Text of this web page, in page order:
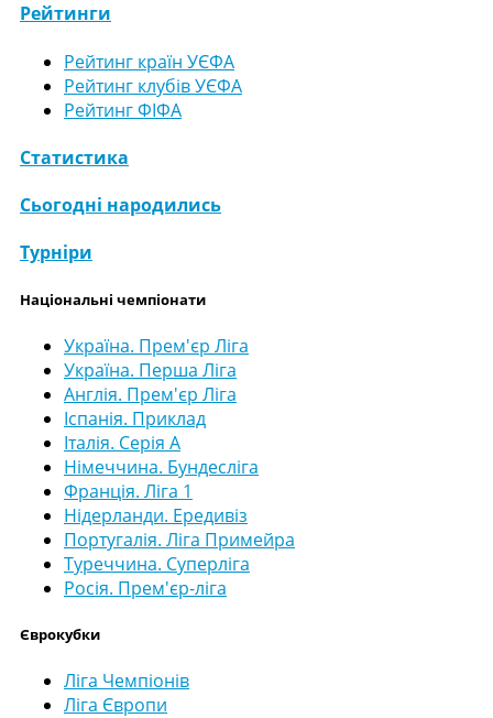
Рейтинги
Рейтинг країн УЄФА
Рейтинг клубів УЄФА
Рейтинг ФІФА
Статистика
Сьогодні народились
Турніри
Національні чемпіонати
Україна. Прем'єр Ліга
Україна. Перша Ліга
Англія. Прем'єр Ліга
Іспанія. Приклад
Італія. Серія А
Німеччина. Бундесліга
Франція. Ліга 1
Нідерланди. Ередивіз
Португалія. Ліга Примейра
Туреччина. Суперліга
Росія. Прем'єр-ліга
Єврокубки
Ліга Чемпіонів
Ліга Європи